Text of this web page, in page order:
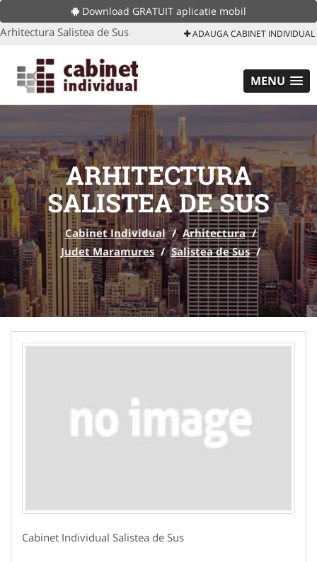
Download GRATUIT aplicatie mobil
Arhitectura Salistea de Sus ADAUGA CABINET INDIVIDUAL
MENU
ARHITECTURA
SALISTEA DE SUS
Cabinet Individual / Arhitectura /
Judet Maramures / Salistea de Sus /
Cabinet Individual Salistea de Sus